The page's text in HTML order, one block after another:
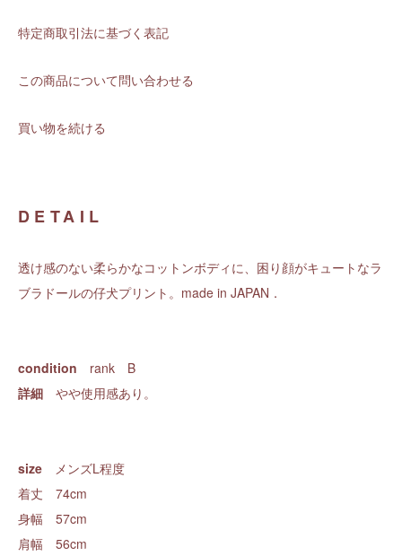
特定商取引法に基づく表記
この商品について問い合わせる
買い物を続ける
DETAIL
透け感のない柔らかなコットンボディに、困り顔がキュートなラ
ブラドールの仔犬プリント。made in JAPAN．
condition rank B
詳細 やや使用感あり。
size メンズL程度
着丈 74cm
身幅 57cm
肩幅 56cm